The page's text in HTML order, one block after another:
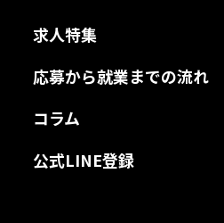
求人特集
応募から就業までの流れ
コラム
公式LINE登録